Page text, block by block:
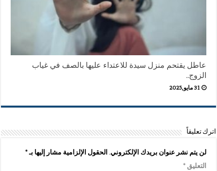
عاطل يقتحم منزل سيدة للاعتداء عليها بالصف في غياب
الزوج..
31 مايو,2025
اترك تعليقاً
لن يتم نشر عنوان بريدك الإلكتروني. الحقول الإلزامية مشار إليها بـ*
التعليق*